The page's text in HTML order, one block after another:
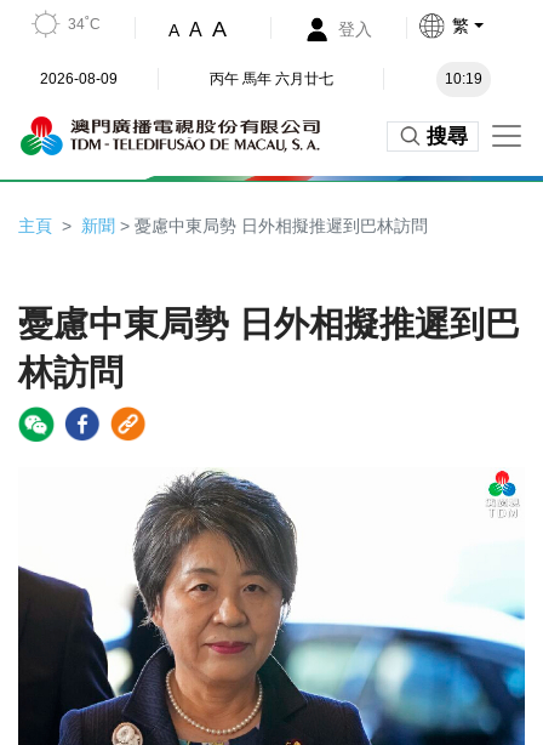
34˚C A A A 登入 繁
2026-08-09 丙午 馬年 六月廿七 10:19
搜尋
主頁 新聞 > 憂慮中東局勢 日外相擬推遲到巴林訪問
憂慮中東局勢 日外相擬推遲到巴
林訪問